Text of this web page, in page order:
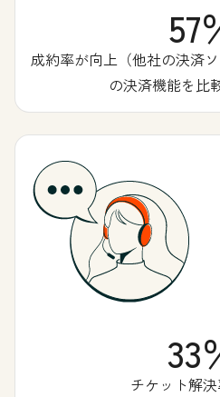
57
成約率が向上（他社の決済
の決済機能を比
33
チケット解